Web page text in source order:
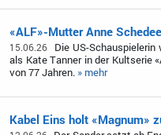
«ALF»-Mutter Anne
15.06.26
Die US-
als Kate Tanner in der Kultserie
von 77 Jahren. » mehr
Kabel Eins holt «Magnum»